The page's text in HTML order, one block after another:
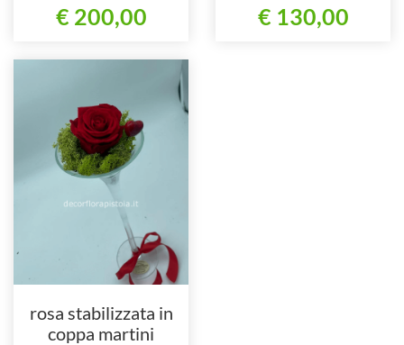
€ 200,00 € 130,00
rosa stabilizzata in
coppa martini